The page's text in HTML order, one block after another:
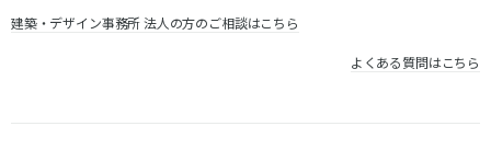
建築・デザイン事務所 法人の方のご相談はこちら
よくある質問はこちら